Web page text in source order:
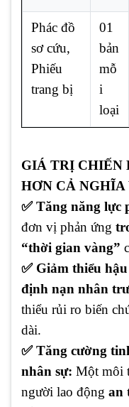
Phác đồ
sơ cứu,
Phiếu
trang bị
01
bản
mỗ
i
loại
GIÁ TRỊ CHIẾN
HƠN CẢ NGHĨA
✅ Tăng năng lực
đơn vị phản ứng
“thời gian vàng”
✅ Giảm thiểu
định nạn nhân
thiểu rủi ro biến
dài.
✅ Tăng cường
nhân sự: Một môi
người lao động an